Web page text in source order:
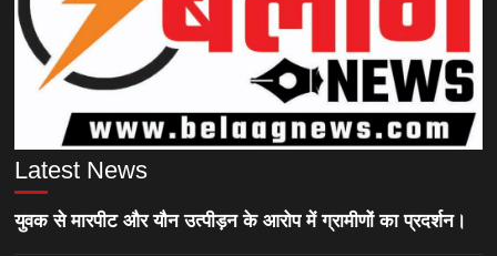
Latest News
युवक से मारपीट और यौन उत्पीड़न के आरोप में ग्रामीणों का प्रदर्शन।